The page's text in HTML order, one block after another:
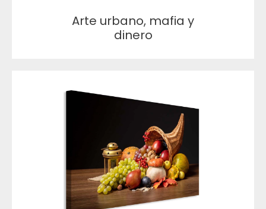
Arte urbano, mafia y
dinero